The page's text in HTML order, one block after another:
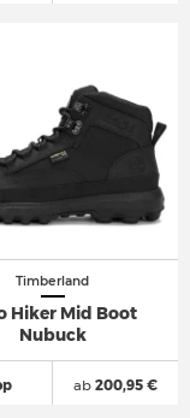
Timberland
Hiker Mid Boot
Nubuck
ab200,95 €